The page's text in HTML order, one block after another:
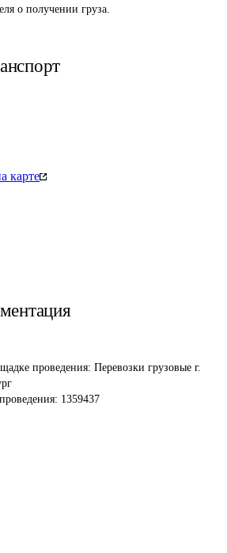
о получении груза.
карте
проведения: Перевозки грузовые г.
1359437